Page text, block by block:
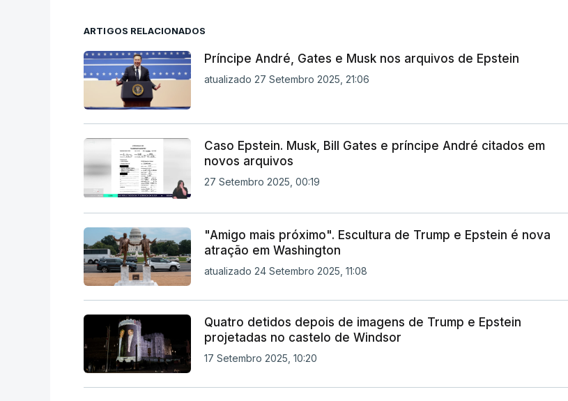
ARTIGOS RELACIONADOS
Príncipe André, Gates e Musk nos arquivos de Epstein
atualizado 27 Setembro 2025, 21:06
Caso Epstein. Musk, Bill Gates e príncipe André citados em
novos arquivos
27 Setembro 2025, 00:19
"Amigo mais próximo". Escultura de Trump e Epstein é nova
atração em Washington
atualizado 24 Setembro 2025, 11:08
Quatro detidos depois de imagens de Trump e Epstein
projetadas no castelo de Windsor
17 Setembro 2025, 10:20